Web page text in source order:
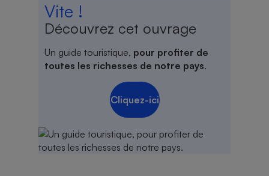
Vite !
Découvrez cet ouvrage
Un guide touristique, pour profiter de
toutes les richesses de notre pays.
Cliquez-ici